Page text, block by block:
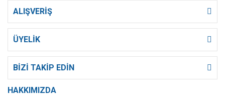
ALIŞVERİŞ
ÜYELİK
BİZİ TAKİP EDİN
HAKKIMIZDA